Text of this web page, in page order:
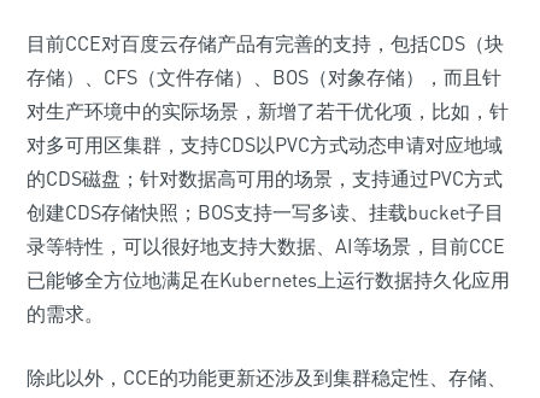
目前CCE对百度云存储产品有完善的支持，包括CDS（块
存储）、CFS（文件存储）、BOS（对象存储），而且针
对生产环境中的实际场景，新增了若干优化项，比如，针
对多可用区集群，支持CDS以PVC方式动态申请对应地域
的CDS磁盘；针对数据高可用的场景，支持通过PVC方式
创建CDS存储快照；BOS支持一写多读、挂载bucket子目
录等特性，可以很好地支持大数据、AI等场景，目前CCE
已能够全方位地满足在Kubernetes上运行数据持久化应用
的需求。
除此以外，CCE的功能更新还涉及到集群稳定性、存储、